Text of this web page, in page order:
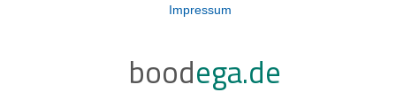
Impressum
boodega.de